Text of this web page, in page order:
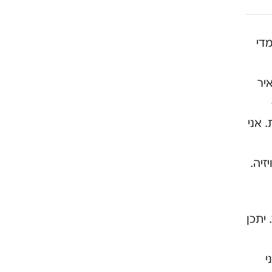
אני
יתכן